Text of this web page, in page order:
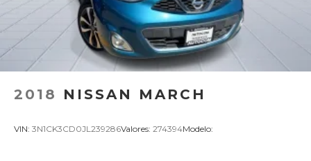
2018 NISSAN MARCH
VIN: 3N1CK3CD0JL239286Valores: 274394Modelo: